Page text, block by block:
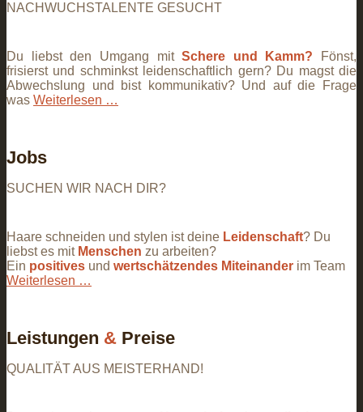
NACHWUCHSTALENTE GESUCHT
Du liebst den Umgang mitSchere und Kamm? Fönst,
frisierst und schminkst leidenschaftlich gern? Du magst die
Abwechslung und bist kommunikativ? Und auf die Frage
was Weiterlesen …
Jobs
SUCHEN WIR NACH DIR?
Haare schneiden und stylen ist deine Leidenschaft? Du
liebst es mit Menschen zu arbeiten?
Ein positives und wertschätzendes Miteinander im Team
Weiterlesen …
Leistungen & Preise
QUALITÄT AUS MEISTERHAND!